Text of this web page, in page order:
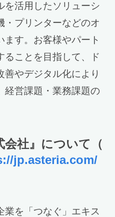
を活用したソリューシ
・プリンターなどのオ
ます。お客様やパート
ることを目指して、ド
善やデジタル化により
経営課題・業務課題の
会社』について
（
jp.asteria.com/
業を「つなぐ」エキス